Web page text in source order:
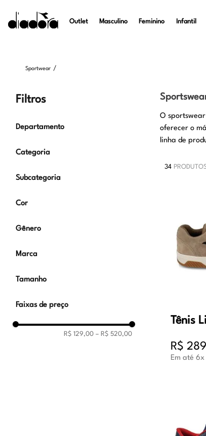
Outlet Masculino Feminino Infantil
Sportwear
Filtros
Departamento
Feminino
Categoria
Subcategoria
Cor
Areia
Gênero
Marca
Tamanho
34 35
Faixas de preço
R$ 129,00 – R$ 520,00
O
oferecer o
linha de
34
R$ 289
Em até 6x